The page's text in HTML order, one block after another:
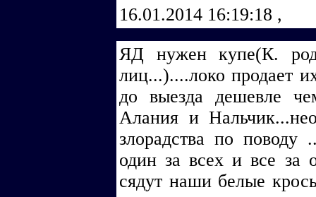
16.01.2014 16:19:18 ,
ЯД нужен купе(К.
лиц...)....локо продает
до выезда дешевле
Алания и
злорадства по поводу
один за всех и все за
сядут наши белые